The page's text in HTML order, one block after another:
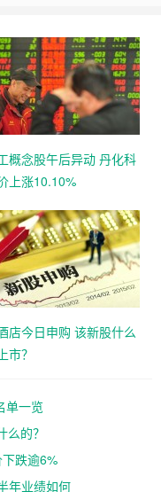
概念股午后异动 丹化科
上涨10.10%
店今日申购 该新股什么
市？
单一览
的？
跌逾6%
年业绩如何